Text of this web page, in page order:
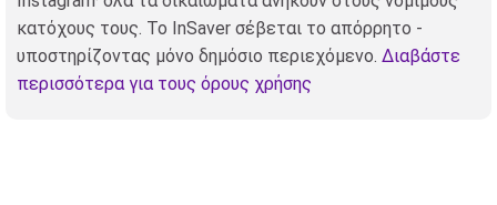
κατόχους τους. Το InSaver σέβεται το απόρρητο -
υποστηρίζοντας μόνο δημόσιο περιεχόμενο. Διαβάστε
περισσότερα για τους όρους χρήσης